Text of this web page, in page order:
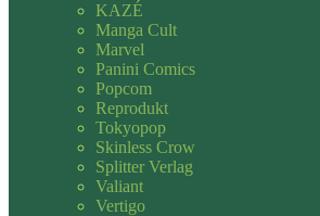
KAZÉ
Manga Cult
Marvel
Panini Comics
Popcom
Reprodukt
Tokyopop
Skinless Crow
Splitter Verlag
Valiant
Vertigo